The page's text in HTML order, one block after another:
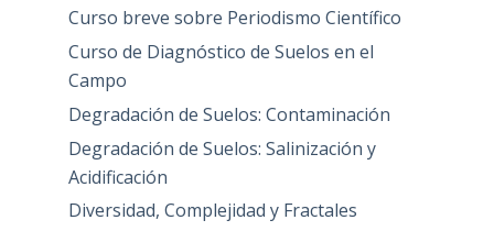
Curso breve sobre Periodismo Científico
Curso de Diagnóstico de Suelos en el
Campo
Degradación de Suelos: Contaminación
Degradación de Suelos: Salinización y
Acidificación
Diversidad, Complejidad y Fractales